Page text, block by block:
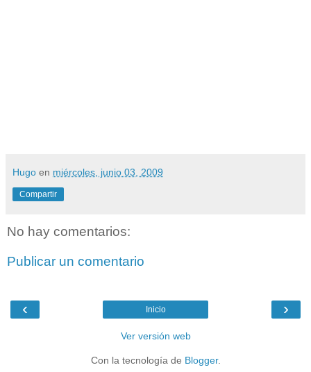
Hugo en miércoles, junio 03, 2009
Compartir
No hay comentarios:
Publicar un comentario
‹ ›
Inicio
Ver versión web
Con la tecnología de Blogger.